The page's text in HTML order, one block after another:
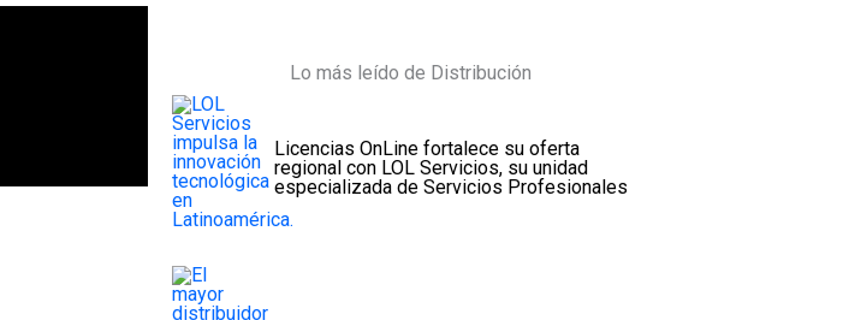
Lo más leído de Distribución
Licencias OnLine fortalece su oferta
regional con LOL Servicios, su unidad
especializada de Servicios Profesionales